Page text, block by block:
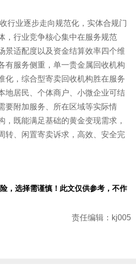
行业逐步走向规范化，实体合规门
，行业竞争核心集中在服务规范
景适配度以及资金结算效率四个维
有服务侧重，单一贵金属回收机构
化，综合型寄卖回收机构胜在服务
地居民、个体商户、小微企业可结
要附加服务、所在区域等实际情
，既能满足基础的黄金变现需求，
转、闲置寄卖诉求，高效、安全完
，选择需谨慎！此文仅供参考，不作
责任编辑：kj005